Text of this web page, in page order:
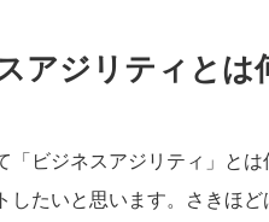
アジリティとは
「ビジネスアジリティ」と
したいと思います。さきほ